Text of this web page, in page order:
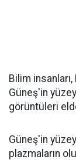
Bilim
Güneş'in
görüntüleri
Güneş'in
plazmaların